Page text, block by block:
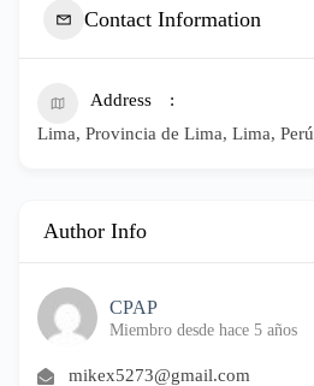
Contact Information
Address
Lima, Provincia de Lima, Lima, Perú
Author Info
CPAP
Miembro desde hace 5 años
mikex5273@gmail.com